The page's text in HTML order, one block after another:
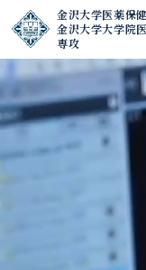
金沢大学医薬保
金沢大学大学院
専攻